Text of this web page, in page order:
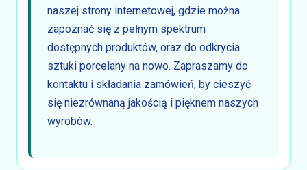
naszej strony internetowej, gdzie można
zapoznać się z pełnym spektrum
dostępnych produktów, oraz do odkrycia
sztuki porcelany na nowo. Zapraszamy do
kontaktu i składania zamówień, by cieszyć
się niezrównaną jakością i pięknem naszych
wyrobów.